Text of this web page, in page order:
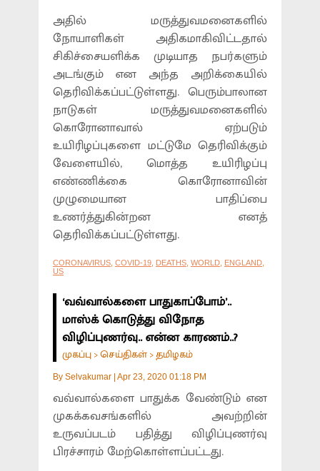
அதில் மருத்துவமனைகளில்
நோயாளிகள் அதிகமாகிவிட்டதால்
சிகிச்சையளிக்க முடியாத நபர்களும்
அடங்கும் என அந்த அறிக்கையில்
தெரிவிக்கப்பட்டுள்ளது. பெரும்பாலான
நாடுகள் மருத்துவமனைகளில்
கொரோனாவால் ஏற்படும்
உயிரிழப்புகளை மட்டுமே தெரிவிக்கும்
வேளையில், மொத்த உயிரிழப்பு
எண்ணிக்கை கொரோனாவின்
முழுமையான பாதிப்பை
உணர்த்துகின்றன எனத்
தெரிவிக்கப்பட்டுள்ளது.
CORONAVIRUS, COVID-19, DEATHS, WORLD, ENGLAND,
US
‘வவ்வால்களை பாதுகாப்போம்’..
மாஸ்க் கொடுத்து விநோத
விழிப்புணர்வு.. என்ன காரணம்..?
முகப்பு >செய்திகள் >தமிழகம்
By Selvakumar Apr 23, 2020 01:18 PM
வவ்வால்களை பாதுக்க வேண்டும் என
முகக்கவசங்களில் அவற்றின்
உருவப்படம் பதித்து விழிப்புணர்வு
பிரச்சாரம் மேற்கொள்ளப்பட்டது.